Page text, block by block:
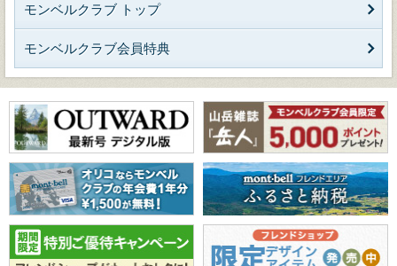
モンベルクラブ トップ
モンベルクラブ会員特典